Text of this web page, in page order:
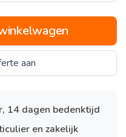
aan
14 dagen bedenktijd
en zakelijk